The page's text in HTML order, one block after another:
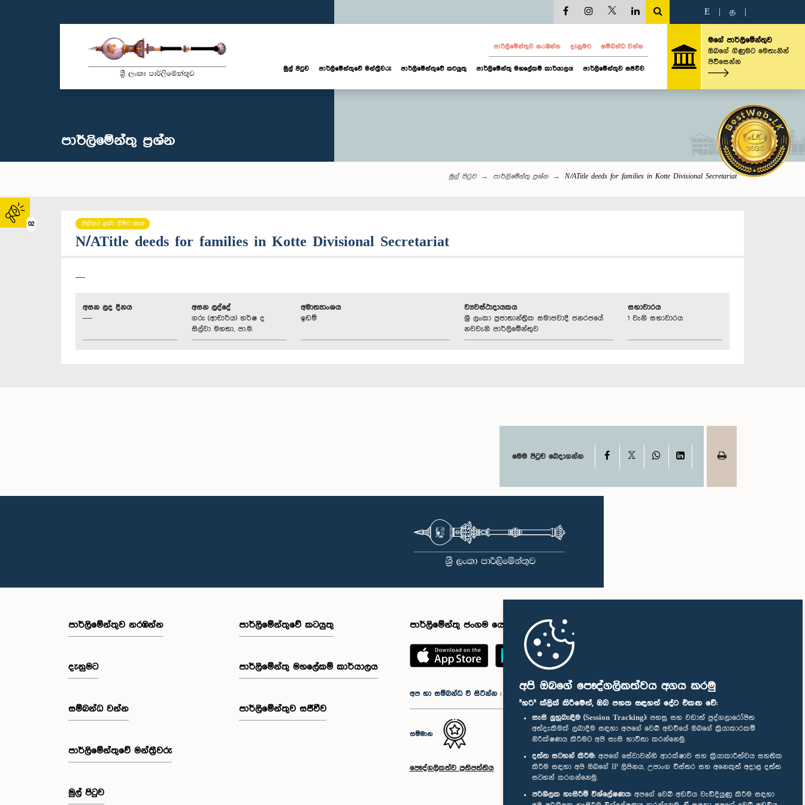
අපි ඔබගේ පෞද්ගලිකත්වය අගය කරමු
"හරි" ක්ලික් කිරීමෙන්, ඔබ පහත සඳහන් දේට එකඟ වේ:
සැසි ලුහුබැඳීම (Session Tracking): පහසු සහ වඩාත් පුද්ගලාරෝපිත
අත්දැකීමක් ලබාදීම සඳහා අපගේ වෙබ් අඩවියේ ඔබගේ ක්‍රියාකාරකම්
නිරීක්ෂණය කිරීමට අපි සැසි භාවිතා කරන්නෙමු.
දත්ත සටහන් කිරීම: අපගේ සේවාවන්හි ආරක්ෂාව සහ ක්‍රියාකාරීත්වය සහතික
කිරීම සඳහා අපි ඔබගේ IP ලිපිනය, උපාංග විස්තර සහ අනෙකුත් අදාළ දත්ත
සටහන් කරගන්නෙමු.
පරිශීලක හැසිරීම් විශ්ලේෂණය: අපගේ වෙබ් අඩවිය වැඩිදියුණු කිරීම සඳහා
02
E த
පාර්ලි‌මේන්තුව නරඹන්න දැනුමට සම්බන්ධ වන්න
මුල් පිටුව පාර්ලි‌මේන්තුවේ මන්ත්‍රීවරු පාර්ලිමේන්තුවේ කටයුතු පාර්ලිමේන්තු මහලේකම් කාර්යාලය පාර්ලිමේන්තුව සජීවීව
මගේ පාර්ලිමේන්තුව
ඔබගේ ගිණුමට මෙතැනින්
පිවිසෙන්න
පාර්ලි‌මේන්තු‌ ප්‍රශ්න
මුල් පිටුව පාර්ලි‌මේන්තු‌ ප්‍රශ්න N/ATitle deeds for families in Kotte Divisional Secretariat
පිළිතුර ලබා දීමට ඇත
N/ATitle deeds for families in Kotte Divisional Secretariat
----
අසන ලද දිනය
----
අසන ලද්දේ
ගරු (ආචාර්ය) හර්ෂ ද
සිල්වා මහතා, පා.ම.
අමාත්‍යාංශය
ඉඩම්
ව්‍යවස්ථාදායකය
ශ්‍රී ලංකා ප්‍රජාතාන්ත්‍රික සමාජවාදී ජනරජයේ
නවවැනි පාර්ලිමේන්තුව
සභාවාරය
1 වැනි සභාවාරය
මෙම පිටුව බෙදාගන්න Facebook WhatsAppLinkedIn
පාර්ලි‌මේන්තුව නරඹන්න
දැනුමට
සම්බන්ධ වන්න
පාර්ලි‌මේන්තුවේ මන්ත්‍රීවරු
මුල් පිටුව
පාර්ලිමේන්තුවේ කටයුතු
පාර්ලිමේන්තු මහලේකම් කාර්යාලය
පාර්ලිමේන්තුව සජීවීව
පාර්ලිමේන්තු ජංගම යෙදුම
අප හා සම්බන්ධ වී සිටින්න :
සම්මාන
පෞද්ගලිකත්ව ප්‍රතිපත්තිය